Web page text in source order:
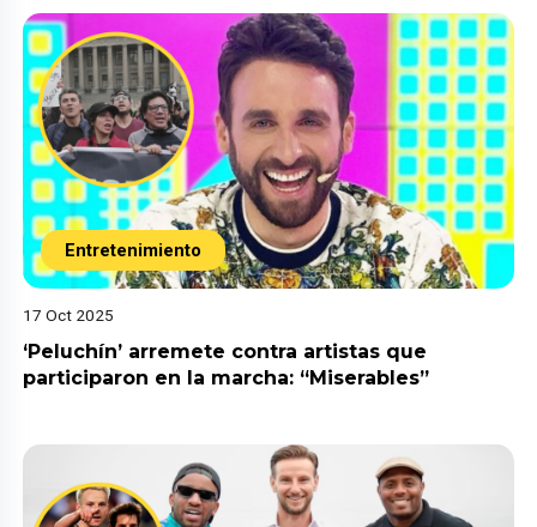
Entretenimiento
17 Oct 2025
‘Peluchín’ arremete contra artistas que
participaron en la marcha: “Miserables”